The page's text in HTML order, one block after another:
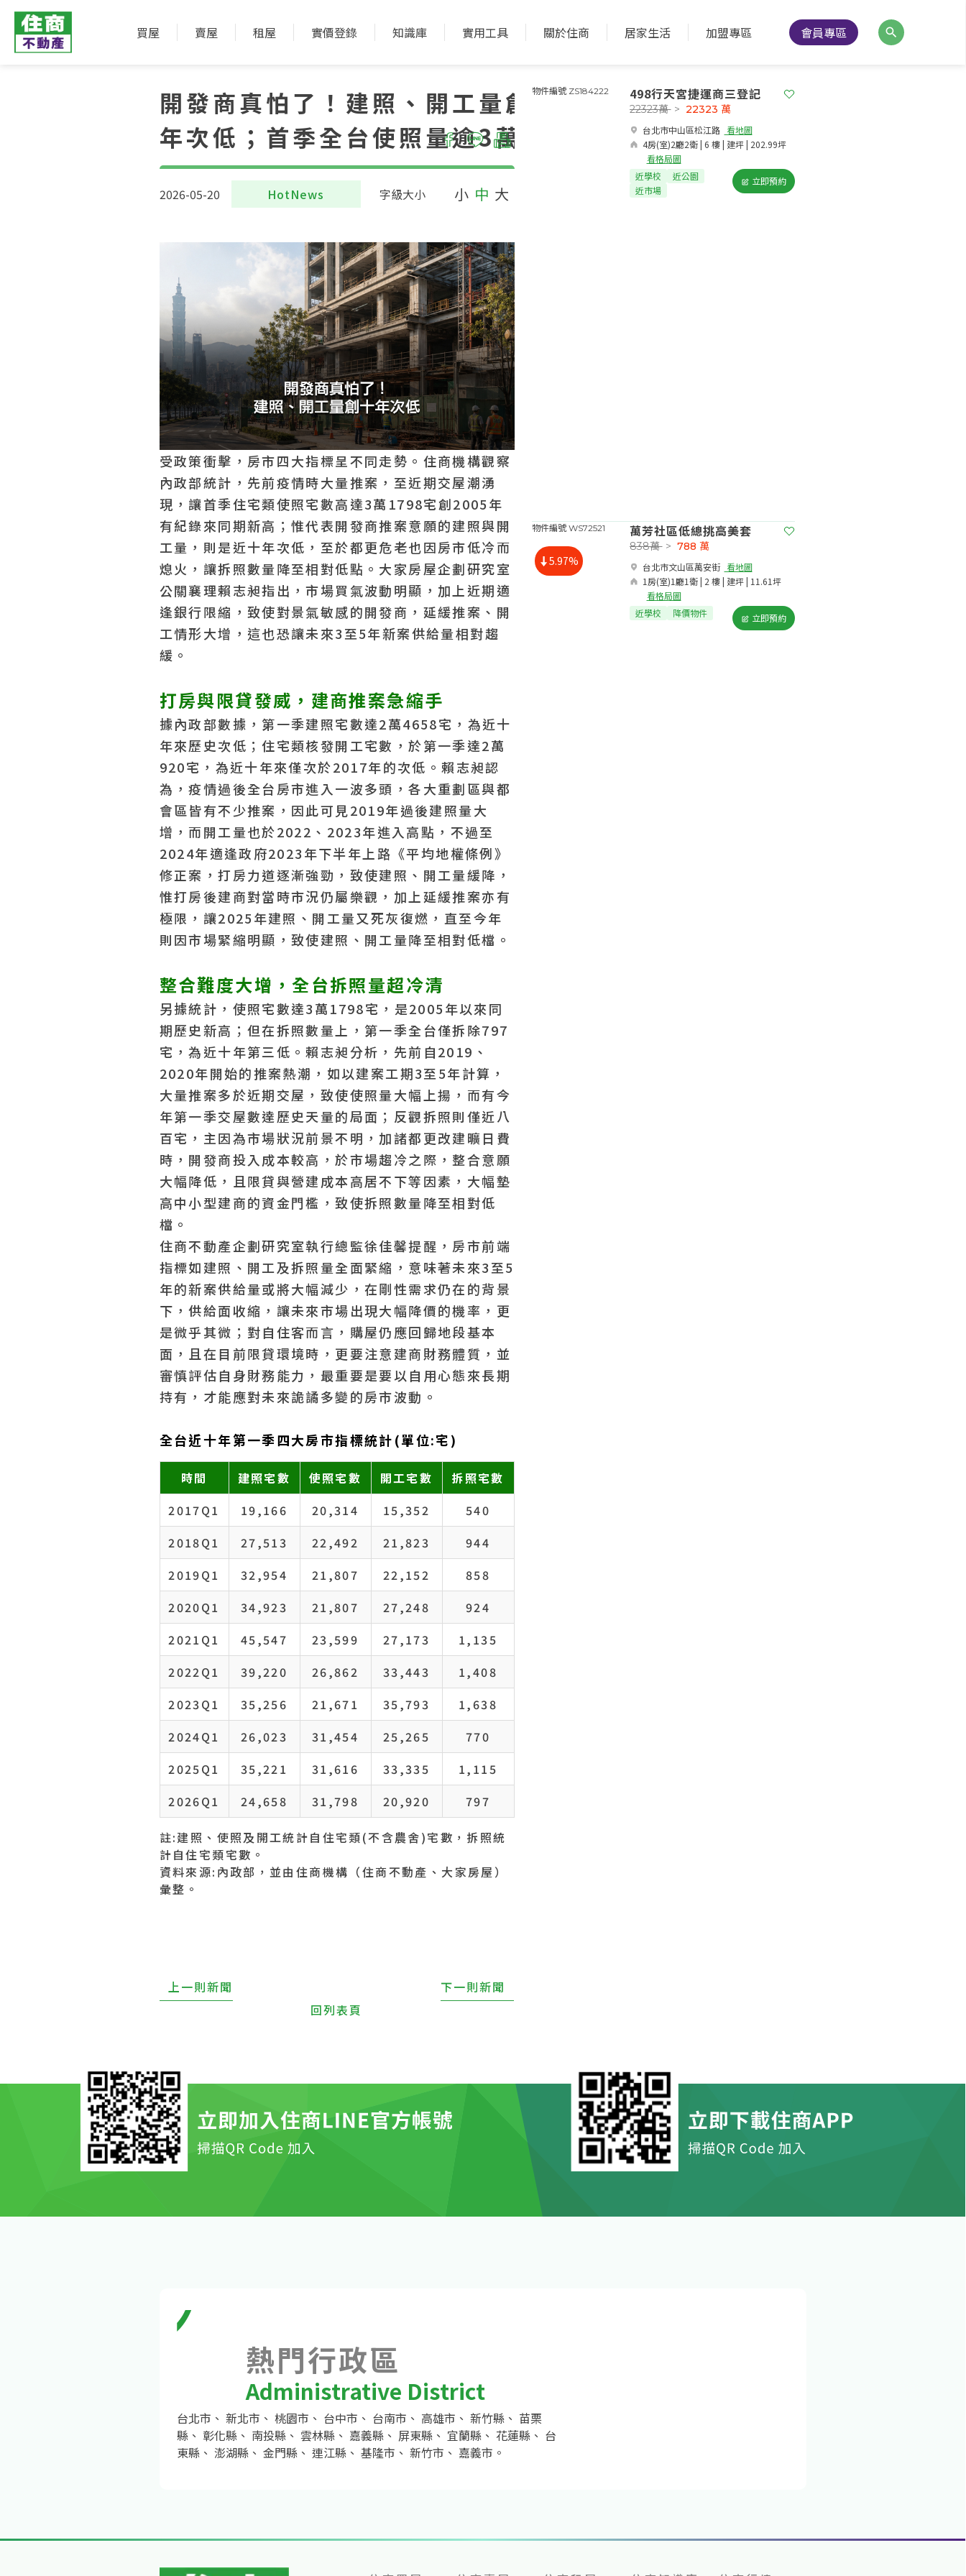
買屋 賣屋 租屋 實價登錄 知識庫 實用工具 關於住商 居家生活 加盟專區 會員專區
2026-05-20 HotNews
開發商真怕了！建照、開工量創十
年次低；首季全台使照量逾3萬宅
字級大小 小 中 大
受政策衝擊，房市四大指標呈不同走勢。住商機構觀察
內政部統計，先前疫情時大量推案，至近期交屋潮湧
現，讓首季住宅類使照宅數高達3萬1798宅創2005年
有紀錄來同期新高；惟代表開發商推案意願的建照與開
工量，則是近十年次低，至於都更危老也因房市低冷而
熄火，讓拆照數量降至相對低點。大家房屋企劃研究室
公關襄理賴志昶指出，市場買氣波動明顯，加上近期適
逢銀行限縮，致使對景氣敏感的開發商，延緩推案、開
工情形大增，這也恐讓未來3至5年新案供給量相對趨
緩。
打房與限貸發威，建商推案急縮手
據內政部數據，第一季建照宅數達2萬4658宅，為近十
年來歷史次低；住宅類核發開工宅數，於第一季達2萬
920宅，為近十年來僅次於2017年的次低。賴志昶認
為，疫情過後全台房市進入一波多頭，各大重劃區與都
會區皆有不少推案，因此可見2019年過後建照量大
增，而開工量也於2022、2023年進入高點，不過至
2024年適逢政府2023年下半年上路《平均地權條例》
修正案，打房力道逐漸強勁，致使建照、開工量緩降，
惟打房後建商對當時市況仍屬樂觀，加上延緩推案亦有
極限，讓2025年建照、開工量又死灰復燃，直至今年
則因市場緊縮明顯，致使建照、開工量降至相對低檔。
整合難度大增，全台拆照量超冷清
另據統計，使照宅數達3萬1798宅，是2005年以來同
期歷史新高；但在拆照數量上，第一季全台僅拆除797
宅，為近十年第三低。賴志昶分析，先前自2019、
2020年開始的推案熱潮，如以建案工期3至5年計算，
大量推案多於近期交屋，致使使照量大幅上揚，而有今
年第一季交屋數達歷史天量的局面；反觀拆照則僅近八
百宅，主因為市場狀況前景不明，加諸都更改建曠日費
時，開發商投入成本較高，於市場趨冷之際，整合意願
大幅降低，且限貸與營建成本高居不下等因素，大幅墊
高中小型建商的資金門檻，致使拆照數量降至相對低
檔。
住商不動產企劃研究室執行總監徐佳馨提醒，房市前端
指標如建照、開工及拆照量全面緊縮，意味著未來3至5
年的新案供給量或將大幅減少，在剛性需求仍在的背景
下，供給面收縮，讓未來市場出現大幅降價的機率，更
是微乎其微；對自住客而言，購屋仍應回歸地段基本
面，且在目前限貸環境時，更要注意建商財務體質，並
審慎評估自身財務能力，最重要是要以自用心態來長期
持有，才能應對未來詭譎多變的房市波動。
全台近十年第一季四大房市指標統計(單位:宅)
時間 建照宅數 使照宅數 開工宅數
拆照宅數
2017Q1
19,166 20,314 15,352
540
2018Q1
27,513 22,492 21,823
944
2019Q1
32,954 21,807 22,152
858
2020Q1
34,923 21,807 27,248
924
2021Q1
45,547 23,599 27,173
1,135
2022Q1
39,220 26,862 33,443
1,408
2023Q1
35,256 21,671 35,793
1,638
2024Q1
26,023 31,454 25,265
770
2025Q1
35,221 31,616 33,335
1,115
2026Q1
24,658 31,798 20,920 797
註:建照、使照及開工統計自住宅類(不含農舍)宅數，拆照統
計自住宅類宅數。
資料來源:內政部，並由住商機構（住商不動產、大家房屋）
彙整。
上一則新聞
下一則新聞
回列表頁
物件編號 ZS184222 498行天宮捷運商三登記
台北市中山區松江路​ 看地圖
4房(室)2廳2衛 | 6 樓 | 建坪 | 202.99坪
看格局圖
22323萬 > 22323 萬
近學校
近公園
近市場
立即預約
物件編號 WS72521
5.97%
萬芳社區低總挑高美套
台北市文山區萬安街​ 看地圖
1房(室)1廳1衛 | 2 樓 | 建坪 | 11.61坪
看格局圖
838萬 > 788 萬
近學校 降價物件 立即預約
熱門行政區
Administrative District
台北市 、 新北市 、 桃園市 、 台中市 、 台南市 、 高雄市 、 新竹縣、 苗栗
縣、 彰化縣、 南投縣、 雲林縣、 嘉義縣、 屏東縣、 宜蘭縣、 花蓮縣、 台
東縣、 澎湖縣、 金門縣、 連江縣、 基隆市 、 新竹市 、 嘉義市 。